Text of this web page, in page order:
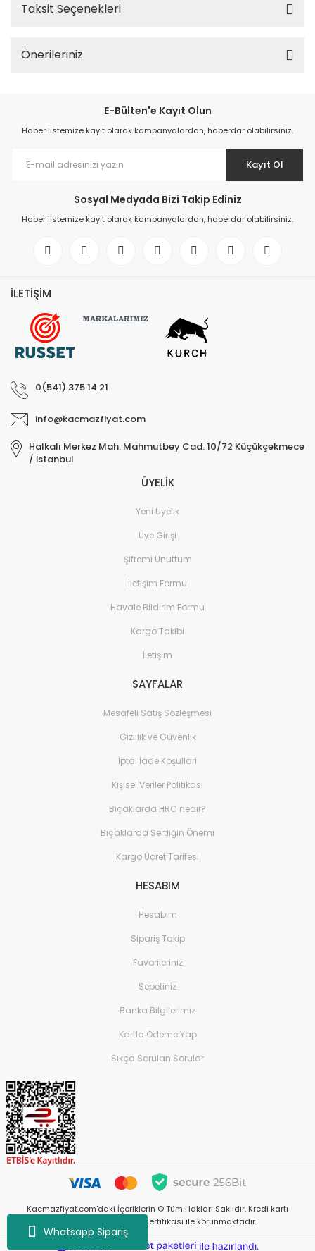
Whatsapp Sipariş
Taksit Seçenekleri
Önerileriniz
E-Bülten'e Kayıt Olun
Haber listemize kayıt olarak kampanyalardan, haberdar olabilirsiniz.
Kayıt Ol
Sosyal Medyada Bizi Takip Ediniz
Haber listemize kayıt olarak kampanyalardan, haberdar olabilirsiniz.
İLETİŞİM
0(541) 375 14 21
info@kacmazfiyat.com
Halkalı Merkez Mah. Mahmutbey Cad. 10/72 Küçükçekmece
/ İstanbul
ÜYELİK
Yeni Üyelik
Üye Girişi
Şifremi Unuttum
İletişim Formu
Havale Bildirim Formu
Kargo Takibi
İletişim
SAYFALAR
Mesafeli Satış Sözleşmesi
Gizlilik ve Güvenlik
İptal İade Koşullari
Kişisel Veriler Politikası
Bıçaklarda HRC nedir?
Bıçaklarda Sertliğin Önemi
Kargo Ücret Tarifesi
HESABIM
Hesabım
Sipariş Takip
Favorileriniz
Sepetiniz
Banka Bilgilerimiz
Kartla Ödeme Yap
Sıkça Sorulan Sorular
Kacmazfiyat.com'daki İçeriklerin © Tüm Hakları Saklıdır. Kredi kartı
bilgileriniz 256bit SSL sertifikası ile korunmaktadır.
e-